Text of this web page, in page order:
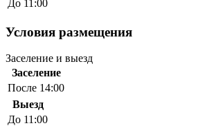
До 11:00
Условия размещения
Заселение и выезд
Заселение
После 14:00
Выезд
До 11:00